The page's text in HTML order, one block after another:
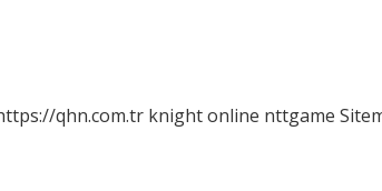
qhn.com.tr knight online nttgame